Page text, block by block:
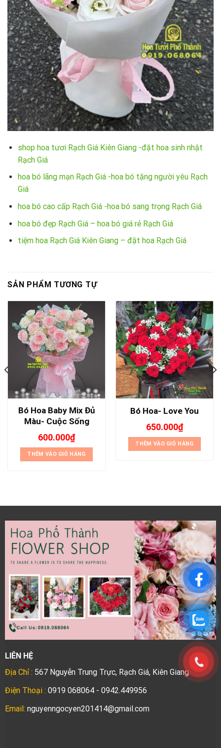
shop hoa tươi Rạch Giá Kiên Giang -đặt hoa sinh nhật
Rạch Giá
hoa bó lãng mạn Rạch Giá -hoa bó tặng người yêu Rạch
Giá
hoa bó cao cấp Rạch Giá -hoa bó sang trọng Rạch Giá
hoa bó đẹp Rạch Giá – hoa bó giá rẻ Rạch Giá
tiệm hoa Rạch Giá Kiên Giang – đặt hoa Rạch Giá
SẢN PHẨM TƯƠNG TỰ
Bó Hoa Baby Mix Đủ
Màu- Cuộc Sống
600.000₫
THÊM VÀO GIỎ HÀNG
Bó Hoa- Love You
650.000₫
THÊM VÀO GIỎ HÀNG
LIÊN HỆ
Địa Chỉ : 567 Nguyễn Trung Trực, Rạch Giá, Kiên Giang
Điện Thoại : 0919 068064 - 0942.449956
Email: nguyenngocyen201414@gmail.com